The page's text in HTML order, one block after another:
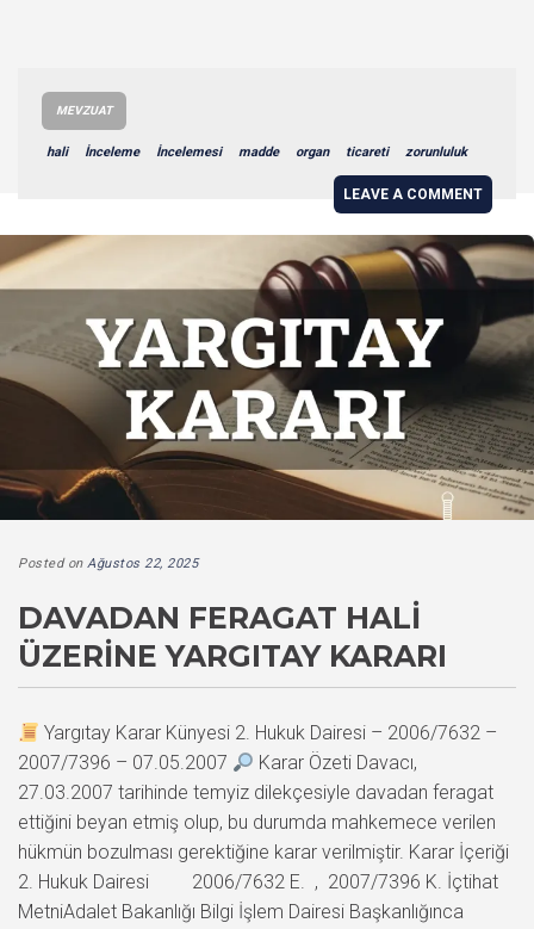
MEVZUAT
hali İnceleme İncelemesi madde organ ticareti zorunluluk
LEAVE A COMMENT
Posted on Ağustos 22, 2025
DAVADAN FERAGAT HALI
ÜZERINE YARGITAY KARARI
Yargıtay Karar Künyesi 2. Hukuk Dairesi – 2006/7632 –
2007/7396 – 07.05.2007
Karar Özeti Davacı,
27.03.2007 tarihinde temyiz dilekçesiyle davadan feragat
ettiğini beyan etmiş olup, bu durumda mahkemece verilen
hükmün bozulması gerektiğine karar verilmiştir. Karar İçeriği
2. Hukuk Dairesi 2006/7632 E. , 2007/7396 K. İçtihat
MetniAdalet Bakanlığı Bilgi İşlem Dairesi Başkanlığınca